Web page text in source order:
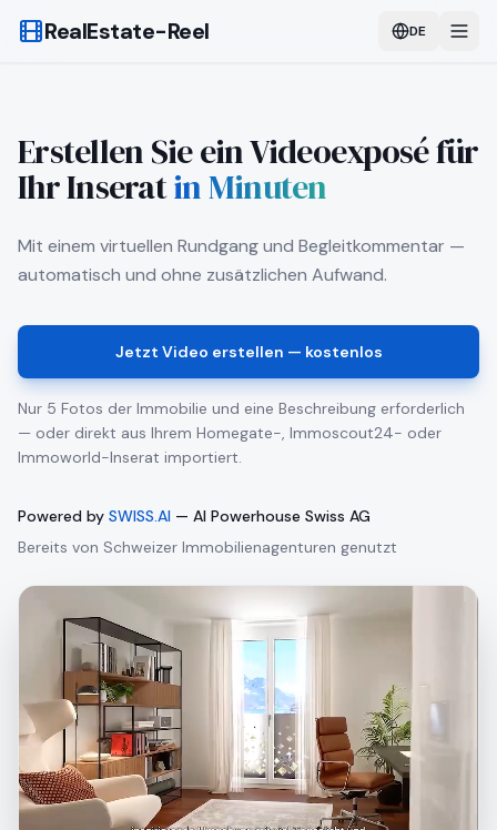
RealEstate-Reel DE
Erstellen Sie ein Videoexposé für
Ihr Inseratin Minuten
Mit einem virtuellen Rundgang und Begleitkommentar —
automatisch und ohne zusätzlichen Aufwand.
Jetzt Video erstellen — kostenlos
Nur 5 Fotos der Immobilie und eine Beschreibung erforderlich
— oder direkt aus Ihrem Homegate-, Immoscout24- oder
Immoworld-Inserat importiert.
Powered by SWISS.AI — AI Powerhouse Swiss AG
Bereits von Schweizer Immobilienagenturen genutzt